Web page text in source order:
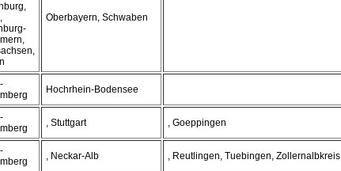
Oberbayern, Schwaben
Hochrhein-Bodensee
, Stuttgart , Goeppingen
, Neckar-Alb , Reutlingen, Tuebingen, Zollernalbkreis